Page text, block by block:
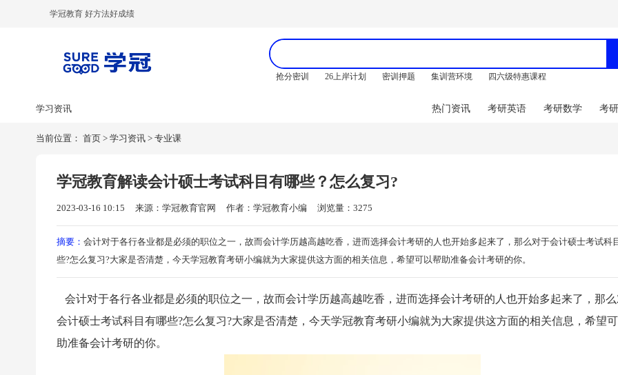
学冠教育 好方法好成绩
抢分密训 26上岸计划 密训押题 集训营环境 四六级特惠课程
学习资讯 热门资讯 考研英语 考研数学 考
当前位置： 首页 > 学习资讯 > 专业课
学冠教育解读会计硕士考试科目有哪些？怎么复习?
2023-03-16 10:15 来源：学冠教育官网 作者：学冠教育小编 浏览量：3275
摘要： 会计对于各行各业都是必须的职位之一，故而会计学历越高越吃香，进而选择会计考研的人也开始多起来了，那么对于会计硕士考试科
些?怎么复习?大家是否清楚，今天学冠教育考研小编就为大家提供这方面的相关信息，希望可以帮助准备会计考研的你。
会计对于各行各业都是必须的职位之一，故而会计学历越高越吃香，进而选择会计考研的人也开始多起来了，那
会计硕士考试科目有哪些?怎么复习?大家是否清楚，今天学冠教育考研小编就为大家提供这方面的相关信息，希望
助准备会计考研的你。